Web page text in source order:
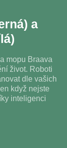
a
mopu Braava
život. Roboti
dle vašich
když nejste
inteligenci